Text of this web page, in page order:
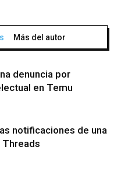
Más del autor
denuncia por
en Temu
notificaciones de una
Threads